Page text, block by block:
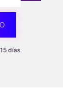
días